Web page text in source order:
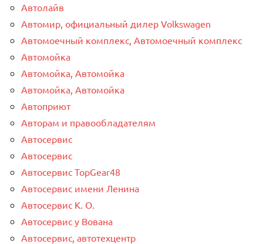
Автолайв
Автомир, официальный дилер Volkswagen
Автомоечный комплекс, Автомоечный комплекс
Автомойка
Автомойка, Автомойка
Автомойка, Автомойка
Автоприют
Авторам и правообладателям
Автосервис
Автосервис
Автосервис TopGear48
Автосервис имени Ленина
Автосервис К. О.
Автосервис у Вована
Автосервис, автотехцентр